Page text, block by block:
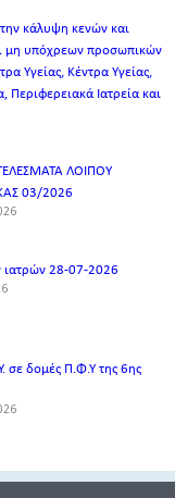
κάλυψη κενών και
μη υπόχρεων προσωπικών
Υγείας, Κέντρα Υγείας,
Περιφερειακά Ιατρεία και
ΛΟΙΠΟΥ
03/2026
ιατρών 28-07-2026
σε δομές Π.Φ.Υ της 6ης